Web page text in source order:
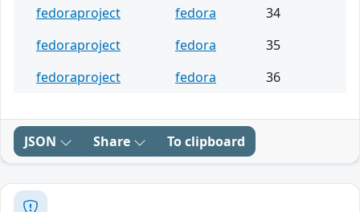
fedoraproject
fedora
34
fedoraproject
fedora
35
fedoraproject
fedora 36
JSON Share To clipboard